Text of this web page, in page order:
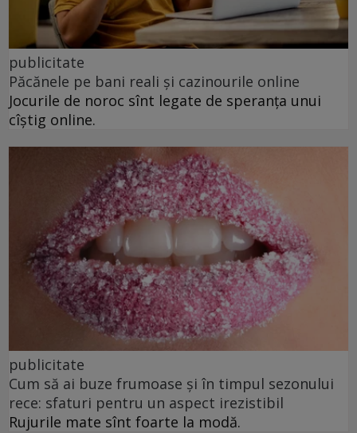
publicitate
Păcănele pe bani reali și cazinourile online
Jocurile de noroc sînt legate de speranța unui
cîștig online.
publicitate
Cum să ai buze frumoase şi în timpul sezonului
rece: sfaturi pentru un aspect irezistibil
Rujurile mate sînt foarte la modă.